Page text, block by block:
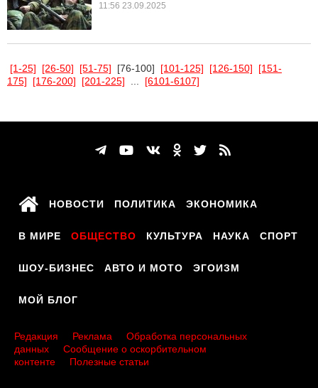
11:56 23.09.2025
[1-25] [26-50] [51-75] [76-100] [101-125] [126-150]
[151-
175]
[176-200] [201-225] [6101-6107]
НОВОСТИ ПОЛИТИКА ЭКОНОМИКА
В МИРЕ ОБЩЕСТВО КУЛЬТУРА НАУКА СПОРТ
ШОУ-БИЗНЕС АВТО И МОТО ЭГОИЗМ
МОЙ БЛОГ
Редакция Реклама
Обработка персональных
данных
Сообщение о оскорбительном
контенте
Полезные статьи